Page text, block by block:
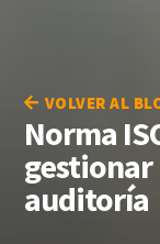
VOLVER AL
Norma
gestionar
auditoría